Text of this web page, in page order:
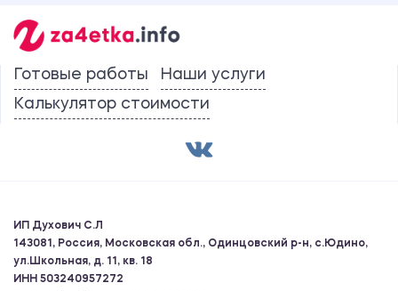
Готовые работы
Наши услуги
Калькулятор стоимости
ИП Духович С.Л
143081, Россия, Московская обл., Одинцовский р-н, с.Юдино,
ул.Школьная, д. 11, кв. 18
ИНН 503240957272